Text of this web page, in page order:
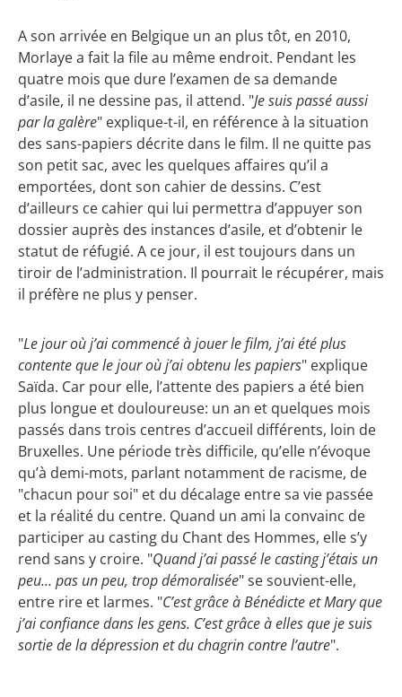
A son arrivée en Belgique un an plus tôt, en 2010,
Morlaye a fait la file au même endroit. Pendant les
quatre mois que dure l’examen de sa demande
d’asile, il ne dessine pas, il attend. "Je suis passé aussi
par la galère" explique-t-il, en référence à la situation
des sans-papiers décrite dans le film. Il ne quitte pas
son petit sac, avec les quelques affaires qu’il a
emportées, dont son cahier de dessins. C’est
d’ailleurs ce cahier qui lui permettra d’appuyer son
dossier auprès des instances d’asile, et d’obtenir le
statut de réfugié. A ce jour, il est toujours dans un
tiroir de l’administration. Il pourrait le récupérer, mais
il préfère ne plus y penser.
"Le jour où j’ai commencé à jouer le film, j’ai été plus
contente que le jour où j’ai obtenu les papiers" explique
Saïda. Car pour elle, l’attente des papiers a été bien
plus longue et douloureuse: un an et quelques mois
passés dans trois centres d’accueil différents, loin de
Bruxelles. Une période très difficile, qu’elle n’évoque
qu’à demi-mots, parlant notamment de racisme, de
"chacun pour soi" et du décalage entre sa vie passée
et la réalité du centre. Quand un ami la convainc de
participer au casting du Chant des Hommes, elle s’y
rend sans y croire. "Quand j’ai passé le casting j’étais un
peu… pas un peu, trop démoralisée" se souvient-elle,
entre rire et larmes. "C’est grâce à Bénédicte et Mary que
j’ai confiance dans les gens. C’est grâce à elles que je suis
sortie de la dépression et du chagrin contre l’autre".